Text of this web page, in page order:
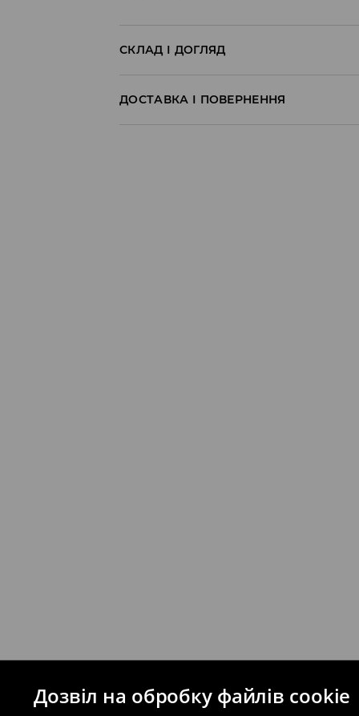
Дозвіл на обробку файлів cookie
СКЛАД І ДОГЛЯД
ДОСТАВКА І ПОВЕРНЕННЯ